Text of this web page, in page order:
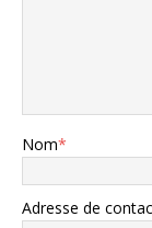
Nom*
Adresse de